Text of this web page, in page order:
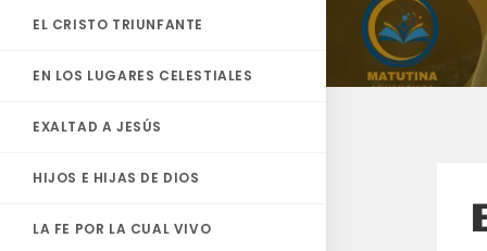
EL CRISTO TRIUNFANTE
EN LOS LUGARES CELESTIALES
EXALTAD A JESÚS
HIJOS E HIJAS DE DIOS
LA FE POR LA CUAL VIVO